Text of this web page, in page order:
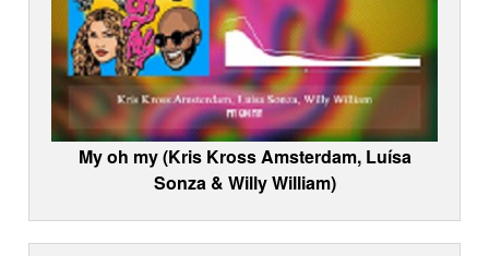
My oh my (Kris Kross Amsterdam, Luísa
Sonza & Willy William)